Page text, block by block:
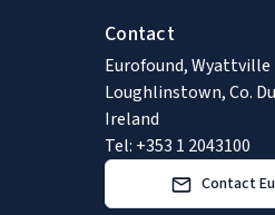
Contact
Eurofound, Wyattville
Loughlinstown, Co.
Ireland
Tel: +353 1 2043100
Contact